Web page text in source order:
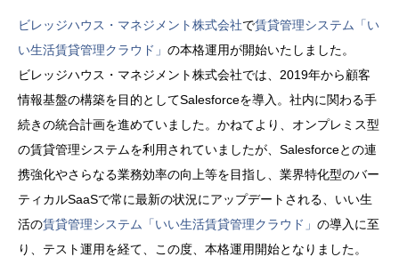
ビレッジハウス・マネジメント株式会社で賃貸管理システム「い
い生活賃貸管理クラウド」 の本格運用が開始いたしました。
ビレッジハウス・マネジメント株式会社では、2019年から顧客
情報基盤の構築を目的としてSalesforceを導入。社内に関わる手
続きの統合計画を進めていました。かねてより、オンプレミス型
の賃貸管理システムを利用されていましたが、Salesforceとの連
携強化やさらなる業務効率の向上等を目指し、業界特化型のバー
ティカルSaaSで常に最新の状況にアップデートされる、いい生
活の賃貸管理システム「いい生活賃貸管理クラウド」 の導入に至
り、テスト運用を経て、この度、本格運用開始となりました。